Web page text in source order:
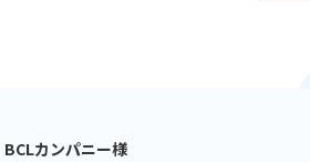
カンパニー様